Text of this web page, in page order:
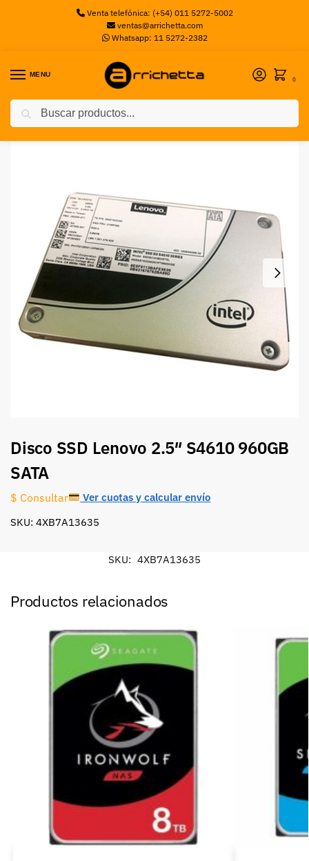
Venta telefónica: (+54) 011 5272-5002
ventas@arrichetta.com
Whatsapp: 11 5272-2382
MENU
0
Inicio Discos Servidor / Disco SSD Lenovo 2.5″ S4610 960GB SATA
Disco SSD Lenovo 2.5″ S4610 960GB
SATA
$ Consultar Ver cuotas y calcular envío
SKU: 4XB7A13635
SKU: 4XB7A13635
Productos relacionados